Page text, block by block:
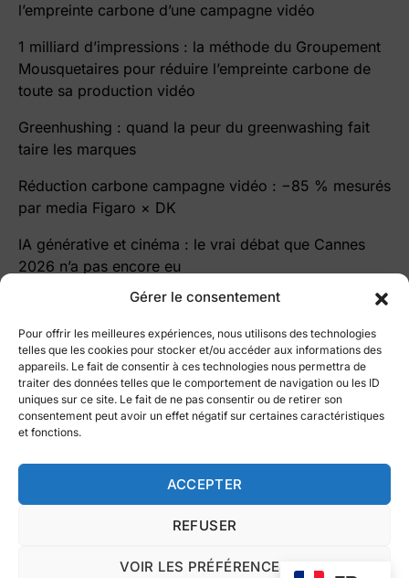
Gérer le consentement
Pour offrir les meilleures expériences, nous utilisons des technologies
telles que les cookies pour stocker et/ou accéder aux informations des
appareils. Le fait de consentir à ces technologies nous permettra de
traiter des données telles que le comportement de navigation ou les ID
uniques sur ce site. Le fait de ne pas consentir ou de retirer son
consentement peut avoir un effet négatif sur certaines caractéristiques
et fonctions.
ACCEPTER
REFUSER
VOIR LES PRÉFÉRENCES
l’empreinte carbone d’une campagne vidéo
1 milliard d’impressions : la méthode du Groupement
Mousquetaires pour réduire l’empreinte carbone de
toute sa production vidéo
Greenhushing : quand la peur du greenwashing fait
taire les marques
Réduction carbone campagne vidéo : −85 % mesurés
par media Figaro × DK
IA générative et cinéma : le vrai débat que Cannes
2026 n’a pas encore eu
le blog Cutz
Le blog par ©Vidmizer
Intelligence Artificielle
Vidéo éco-responsable
Nous contacter
Marketing vidéo
Conditions Générales d’Utilisation
Politique de cookies (UE)